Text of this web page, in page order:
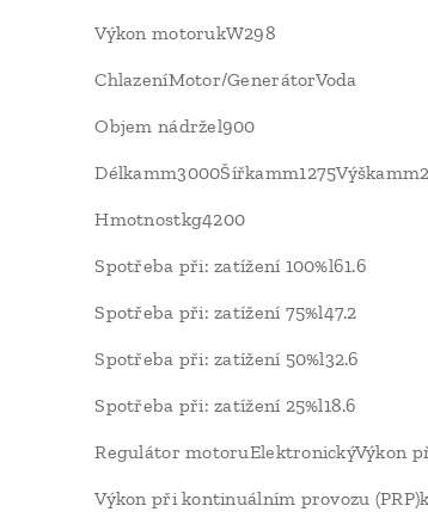
Výkon motorukW298
ChlazeníMotor/GenerátorVoda
Objem nádržel900
Hmotnostkg4200
Spotřeba při: zatížení 100%l61.6
Spotřeba při: zatížení 75%l47.2
Spotřeba při: zatížení 50%l32.6
Spotřeba při: zatížení 25%l18.6
Regulátor motoruElektronickýVýkon
Výkon při kontinuálním provozu